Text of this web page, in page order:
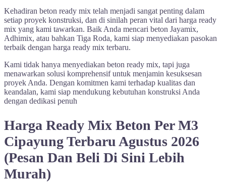
Kehadiran beton ready mix telah menjadi sangat penting dalam
setiap proyek konstruksi, dan di sinilah peran vital dari harga ready
mix yang kami tawarkan. Baik Anda mencari beton Jayamix,
Adhimix, atau bahkan Tiga Roda, kami siap menyediakan pasokan
terbaik dengan harga ready mix terbaru.
Kami tidak hanya menyediakan beton ready mix, tapi juga
menawarkan solusi komprehensif untuk menjamin kesuksesan
proyek Anda. Dengan komitmen kami terhadap kualitas dan
keandalan, kami siap mendukung kebutuhan konstruksi Anda
dengan dedikasi penuh
Harga Ready Mix Beton Per M3
Cipayung Terbaru Agustus 2026
(Pesan Dan Beli Di Sini Lebih
Murah)